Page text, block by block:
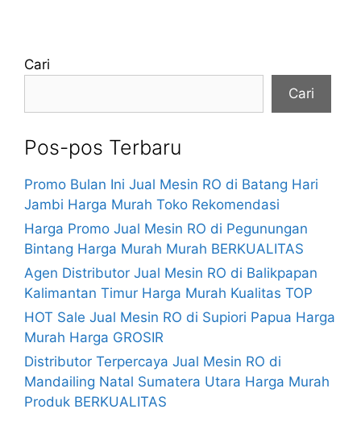
Cari
Cari
Pos-pos Terbaru
Promo Bulan Ini Jual Mesin RO di Batang Hari
Jambi Harga Murah Toko Rekomendasi
Harga Promo Jual Mesin RO di Pegunungan
Bintang Harga Murah Murah BERKUALITAS
Agen Distributor Jual Mesin RO di Balikpapan
Kalimantan Timur Harga Murah Kualitas TOP
HOT Sale Jual Mesin RO di Supiori Papua Harga
Murah Harga GROSIR
Distributor Terpercaya Jual Mesin RO di
Mandailing Natal Sumatera Utara Harga Murah
Produk BERKUALITAS